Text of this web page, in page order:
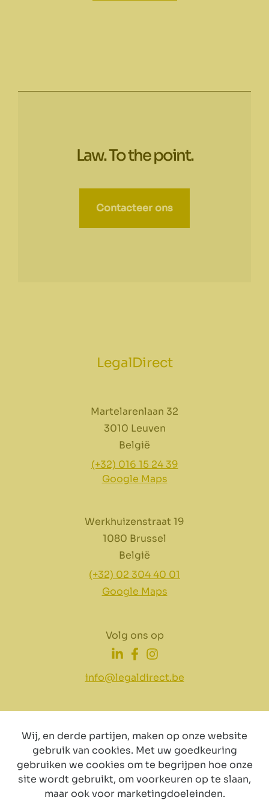
Law. To the point.
Contacteer ons
LegalDirect
Martelarenlaan 32
3010 Leuven
België
(+32) 016 15 24 39
Google Maps
Werkhuizenstraat 19
1080 Brussel
België
(+32) 02 304 40 01
Google Maps
info@legaldirect.be
Volg ons op
Disclaimer Privacy Cookiebeleid
Wij, en derde partijen, maken op onze website
gebruik van cookies. Met uw goedkeuring
gebruiken we cookies om te begrijpen hoe onze
site wordt gebruikt, om voorkeuren op te slaan,
maar ook voor marketingdoeleinden.